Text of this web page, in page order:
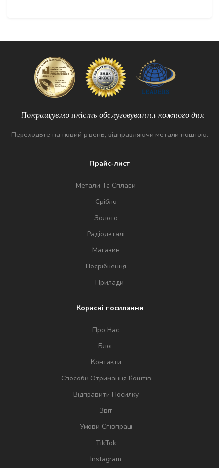
- Покращуємо якість обслуговування кожного дня
Переходьте на новий рівень, відправляючи метали поштою.
Прайс-лист
Метали Та Сплави
Срібло
Золото
Радіодеталі
Магазин
Посрібнення
Прилади
Корисні посилання
Про Нас
Блог
Контакти
Способи Отримання Коштів
Відправити Посилку
Звіт
Умови Співпраці
TikTok
Instagram